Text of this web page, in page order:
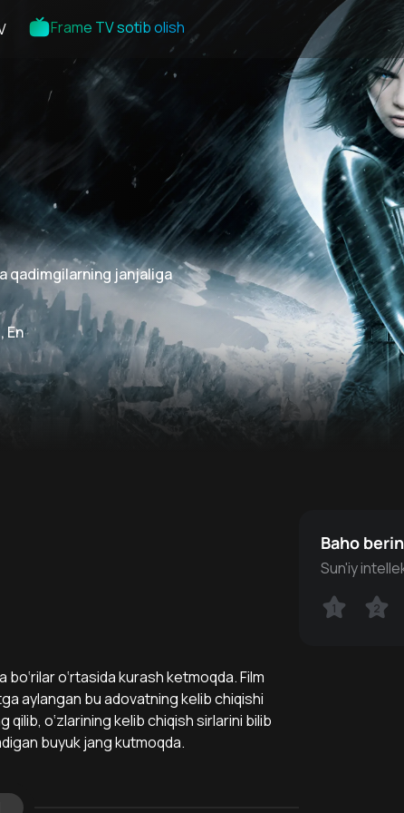
Frame TV sotib olish
qadimgilarning janjaliga
En
o‘rtasida kurash ketmoqda. Film
aylangan bu adovatning kelib chiqishi
qilib, o‘zlarining kelib chiqish sirlarini bilib
buyuk jang kutmoqda.
Baho
Sun'iy
1 2
1 2